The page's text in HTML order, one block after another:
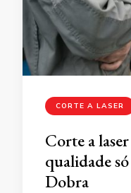
CORTE A LASER
Corte a
qualidade
Dobra